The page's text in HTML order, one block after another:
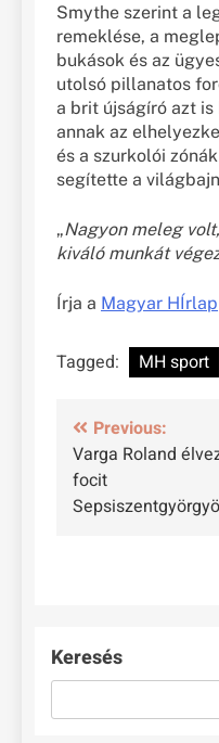
Smythe szerint a
remeklése, a
bukások és az
utolsó pillanatos
a brit újságíró azt
annak az
és a szurkolói
segítette a
„Nagyon meleg
kiváló munkát
Írja a Magyar HÍrlap
Tagged: MH sport
Bejegyzés
navigáció
Previous:
Varga Roland
focit
Keresés